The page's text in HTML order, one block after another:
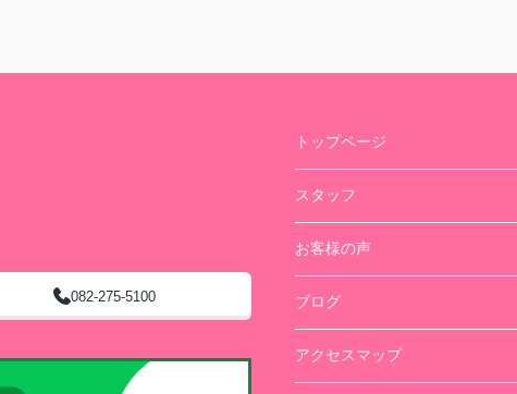
082-275-5100
トップページ
スタッフ
お客様の声
ブログ
アクセスマップ